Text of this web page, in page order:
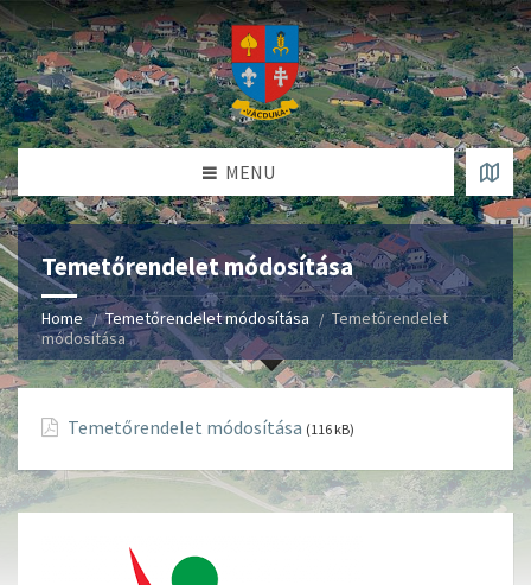
MENU
Temetőrendelet módosítása
Home Temetőrendelet módosítása
Temetőrendelet
módosítása
Temetőrendelet módosítása (116 kB)